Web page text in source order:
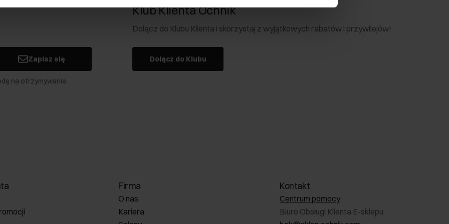
Zapisz się
na otrzymywanie
Klub Klienta Ochnik
Dołącz do Klubu Klienta i skorzystaj z wyjątkowych rabatów i przywilejów!
Dołącz do Klubu
Firma
O nas
Kariera
Kontakt
Centrum pomocy
Biuro Obsługi Klienta E-sklepu